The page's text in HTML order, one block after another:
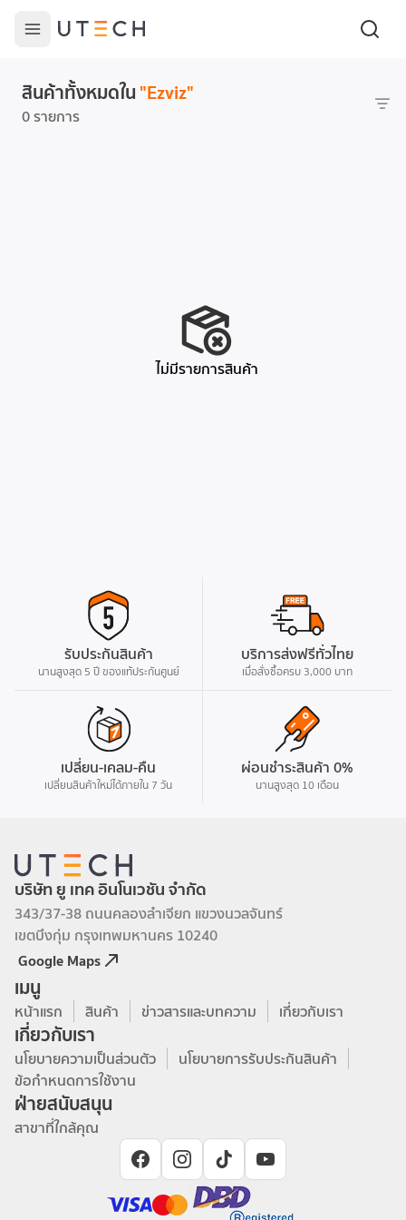
สินค้าทั้งหมดใน"Ezviz"
0 รายการ
ไม่มีรายการสินค้า
รับประกันสินค้า
นานสูงสุด 5 ปี ของแท้ประกันศูนย์
บริการส่งฟรีทั่วไทย
เมื่อสั่งซื้อครบ 3,000 บาท
เปลี่ยน-เคลม-คืน
เปลี่ยนสินค้าใหม่ได้ภายใน 7 วัน
ผ่อนชำระสินค้า 0%
นานสูงสุด 10 เดือน
บริษัท ยู เทค อินโนเวชัน จำกัด
343/37-38 ถนนคลองลำเจียก แขวงนวลจันทร์
เขตบึงกุ่ม กรุงเทพมหานคร 10240
Google Maps
เมนู
หน้าแรก สินค้า ข่าวสารและบทความ เกี่ยวกับเรา
เกี่ยวกับเรา
นโยบายความเป็นส่วนตัว
นโยบายการรับประกันสินค้า
ข้อกำหนดการใช้งาน
ฝ่ายสนับสนุน
สาขาที่ใกล้คุณ